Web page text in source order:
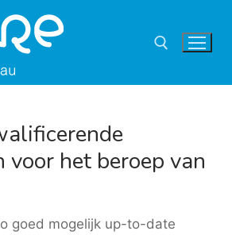
voor het beroep van
goed mogelijk up-to-date